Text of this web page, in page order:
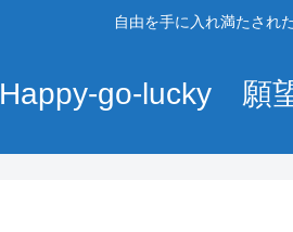
自由を手に入れ満たされ
Happy-go-lucky 願